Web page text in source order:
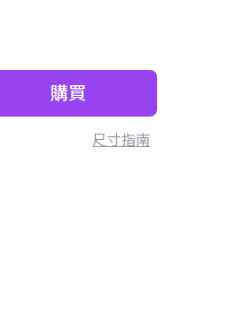
購買
尺寸指南